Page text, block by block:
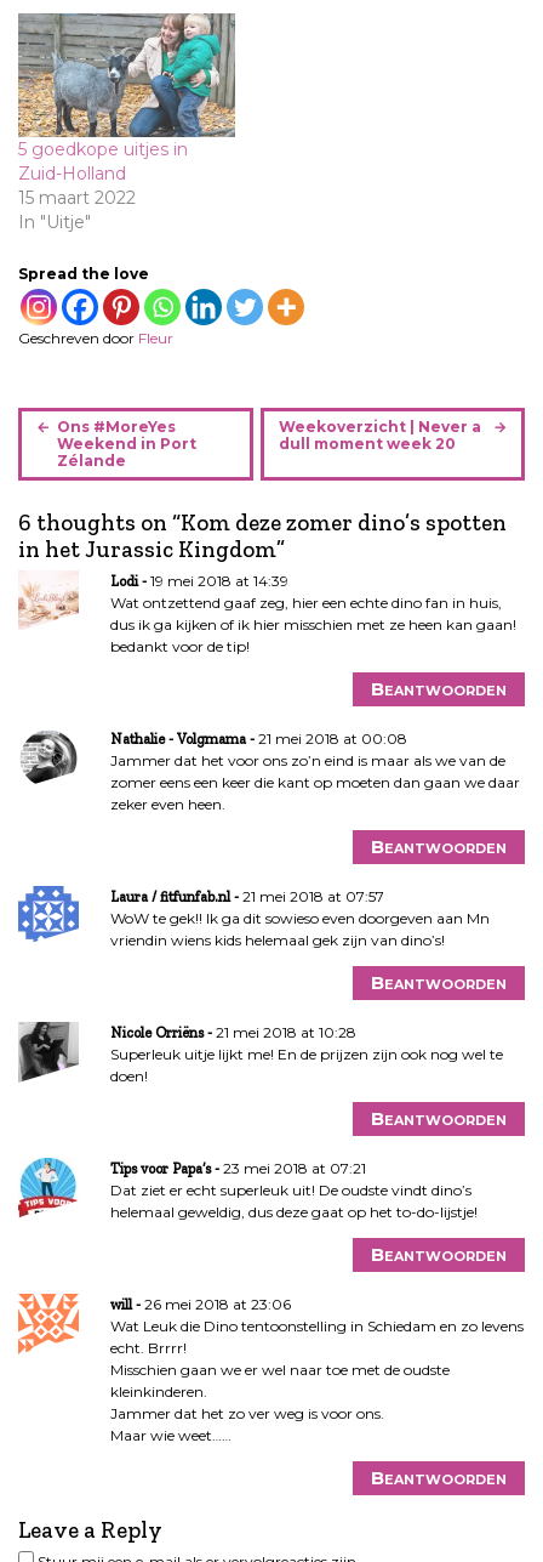
5 goedkope uitjes in
Zuid-Holland
15 maart 2022
In "Uitje"
Spread the love
Geschreven door Fleur
B
r
c
h
t
n
a
a
t
Ons #MoreYes
Weekend in Port
Zélande
Weekoverzicht | Never a
dull moment week 20
6 thoughts on “Kom deze zomer dino’s spotten
in het Jurassic Kingdom”
Lodi
19 mei 2018 at 14:39
Wat ontzettend gaaf zeg, hier een echte dino fan in huis,
dus ik ga kijken of ik hier misschien met ze heen kan gaan!
bedankt voor de tip!
Beantwoorden
Nathalie - Volgmama
21 mei 2018 at 00:08
Jammer dat het voor ons zo’n eind is maar als we van de
zomer eens een keer die kant op moeten dan gaan we daar
zeker even heen.
Beantwoorden
Laura / fitfunfab.nl
21 mei 2018 at 07:57
WoW te gek!! Ik ga dit sowieso even doorgeven aan Mn
vriendin wiens kids helemaal gek zijn van dino’s!
Beantwoorden
Nicole Orriëns
21 mei 2018 at 10:28
Superleuk uitje lijkt me! En de prijzen zijn ook nog wel te
doen!
Beantwoorden
Tips voor Papa’s
23 mei 2018 at 07:21
Dat ziet er echt superleuk uit! De oudste vindt dino’s
helemaal geweldig, dus deze gaat op het to-do-lijstje!
Beantwoorden
will
26 mei 2018 at 23:06
Wat Leuk die Dino tentoonstelling in Schiedam en zo levens
echt. Brrrr!
Misschien gaan we er wel naar toe met de oudste
kleinkinderen.
Jammer dat het zo ver weg is voor ons.
Maar wie weet……
Beantwoorden
Leave a Reply